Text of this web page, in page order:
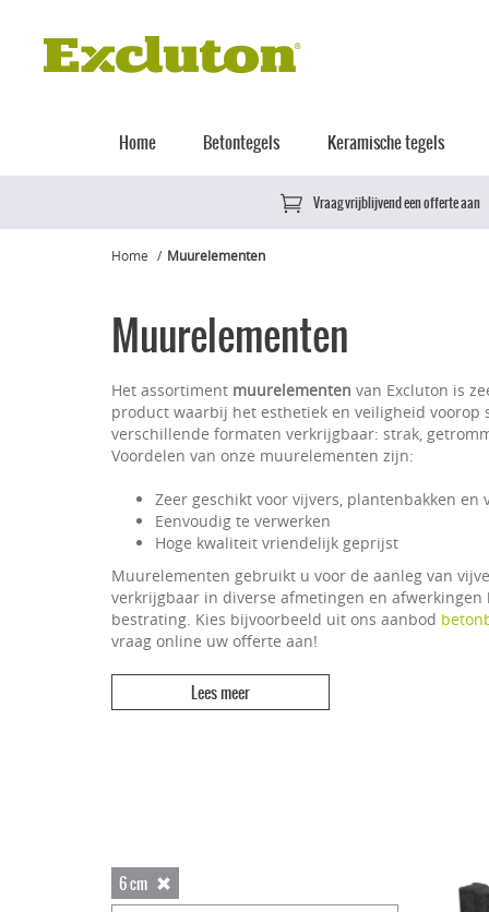
Home Betontegels Keramische tegels
Vraag vrijblijvend een offerte aan
Home Muurelementen
Muurelementen
Het assortiment muurelementen van Excluton is
product waarbij het esthetiek en veiligheid
verschillende formaten verkrijgbaar: strak,
Voordelen van onze muurelementen zijn:
Zeer geschikt voor vijvers, plantenbakken en
Eenvoudig te verwerken
Hoge kwaliteit vriendelijk geprijst
Muurelementen gebruikt u voor de aanleg van
verkrijgbaar in diverse afmetingen en
bestrating. Kies bijvoorbeeld uit ons aanbod
vraag online uw offerte aan!
6 cm